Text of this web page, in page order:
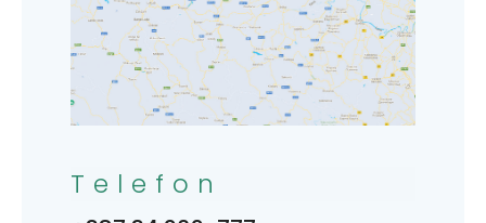
Telefon